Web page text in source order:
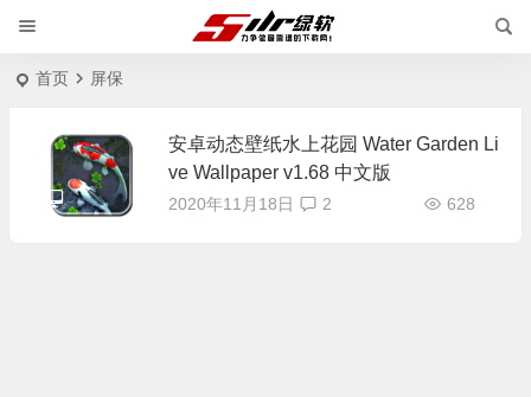
首页 屏保
安卓动态壁纸水上花园 Water Garden Li
ve Wallpaper v1.68 中文版
2020年11月18日 628
2